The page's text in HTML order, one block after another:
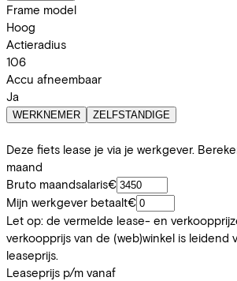
Frame model
Hoog
Actieradius
106
Accu afneembaar
Ja
WERKNEMER ZELFSTANDIGE
Deze fiets lease je via je werkgever.
maand
Bruto maandsalaris€
Mijn werkgever betaalt€
Let op: de vermelde lease- en
verkoopprijs van de (web)winkel is leidend
leaseprijs.
Leaseprijs p/m vanaf